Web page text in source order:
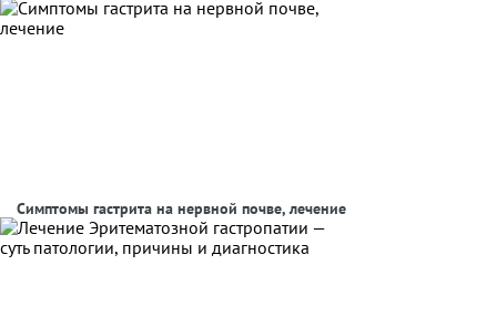
Симптомы гастрита на нервной почве, лечение